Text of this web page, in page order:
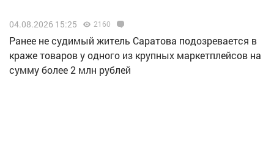
04.08.2026 15:25 2160
Ранее не судимый житель Саратова подозревается в
краже товаров у одного из крупных маркетплейсов на
сумму более 2 млн рублей